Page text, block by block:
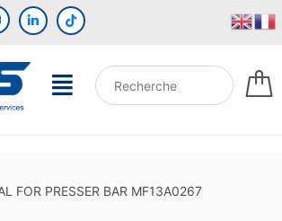
FOR PRESSER BAR MF13A0267